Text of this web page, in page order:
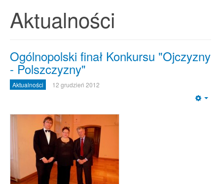
Aktualności
Ogólnopolski finał Konkursu "Ojczyzny
- Polszczyzny"
Aktualności 12 grudzień 2012